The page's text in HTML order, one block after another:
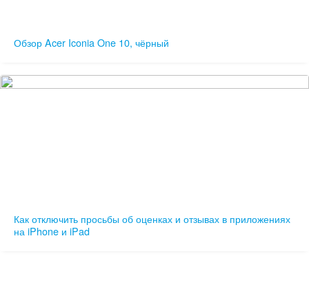
Обзор Acer Iconia One 10, чёрный
Как отключить просьбы об оценках и отзывах в приложениях
на iPhone и iPad